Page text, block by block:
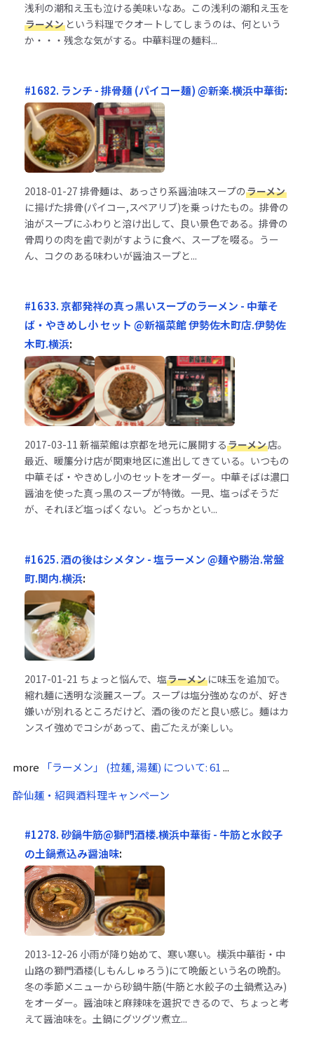
浅利の潮和え玉も泣ける美味いなあ。この浅利の潮和え玉を
ラーメンという料理でクオートしてしまうのは、何という
か・・・残念な気がする。中華料理の麺料...
#1682. ランチ - 排骨麺 (パイコー麺) @新楽.横浜中華街:
2018-01-27 排骨麺は、あっさり系醤油味スープのラーメン
に揚げた排骨(パイコー,スペアリブ)を乗っけたもの。排骨の
油がスープにふわりと溶け出して、良い景色である。排骨の
骨周りの肉を歯で剥がすように食べ、スープを啜る。うー
ん、コクのある味わいが醤油スープと...
#1633. 京都発祥の真っ黒いスープのラーメン - 中華そ
ば・やきめし小 セット @新福菜館 伊勢佐木町店.伊勢佐
木町.横浜:
2017-03-11 新福菜館は京都を地元に展開するラーメン店。
最近、暖簾分け店が関東地区に進出してきている。いつもの
中華そば・やきめし小のセットをオーダー。中華そばは濃口
醤油を使った真っ黒のスープが特徴。一見、塩っぱそうだ
が、それほど塩っぱくない。どっちかとい...
#1625. 酒の後はシメタン - 塩ラーメン @麺や勝治.常盤
町.関内.横浜:
2017-01-21 ちょっと悩んで、塩ラーメンに味玉を追加で。
縮れ麺に透明な淡麗スープ。スープは塩分強めなのが、好き
嫌いが別れるところだけど、酒の後のだと良い感じ。麺はカ
ンスイ強めでコシがあって、歯ごたえが楽しい。
more 「ラーメン」 (拉麺, 湯麺) について: 61 ...
酔仙麺・紹興酒料理キャンペーン
#1278. 砂鍋牛筋@獅門酒楼.横浜中華街 - 牛筋と水餃子
の土鍋煮込み醤油味:
2013-12-26 小雨が降り始めて、寒い寒い。横浜中華街・中
山路の獅門酒楼(しもんしゅろう)にて晩飯という名の晩酌。
冬の季節メニューから砂鍋牛筋(牛筋と水餃子の土鍋煮込み)
をオーダー。醤油味と麻辣味を選択できるので、ちょっと考
えて醤油味を。土鍋にグツグツ煮立...